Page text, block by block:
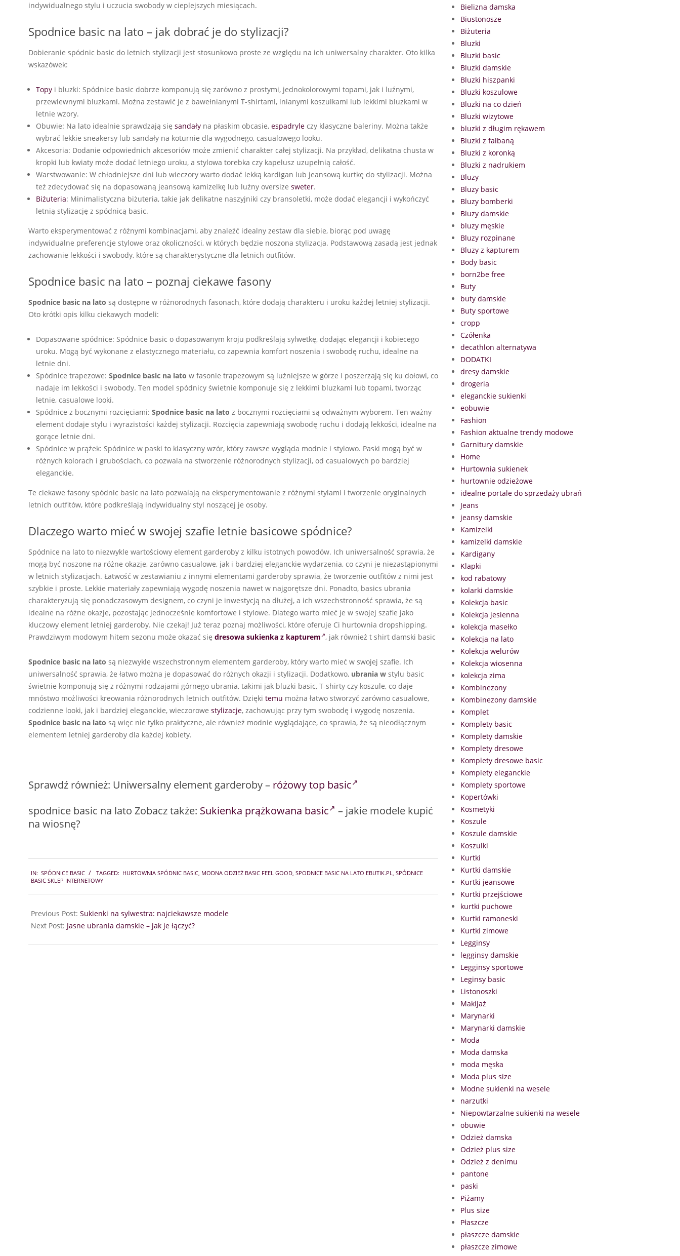
indywidualnego stylu i uczucia swobody w cieplejszych miesiącach.
Spodnice basic na lato – jak dobrać je do stylizacji?
Dobieranie spódnic basic do letnich stylizacji jest stosunkowo proste ze względu na ich uniwersalny charakter. Oto kilka
wskazówek:
Topy i bluzki: Spódnice basic dobrze komponują się zarówno z prostymi, jednokolorowymi topami, jak i luźnymi,
przewiewnymi bluzkami. Można zestawić je z bawełnianymi T-shirtami, lnianymi koszulkami lub lekkimi bluzkami w
letnie wzory.
Obuwie: Na lato idealnie sprawdzają się sandały na płaskim obcasie, espadryle czy klasyczne baleriny. Można także
wybrać lekkie sneakersy lub sandały na koturnie dla wygodnego, casualowego looku.
Akcesoria: Dodanie odpowiednich akcesoriów może zmienić charakter całej stylizacji. Na przykład, delikatna chusta w
kropki lub kwiaty może dodać letniego uroku, a stylowa torebka czy kapelusz uzupełnią całość.
Warstwowanie: W chłodniejsze dni lub wieczory warto dodać lekką kardigan lub jeansową kurtkę do stylizacji. Można
też zdecydować się na dopasowaną jeansową kamizelkę lub luźny oversize sweter.
Biżuteria: Minimalistyczna biżuteria, takie jak delikatne naszyjniki czy bransoletki, może dodać elegancji i wykończyć
letnią stylizację z spódnicą basic.
Warto eksperymentować z różnymi kombinacjami, aby znaleźć idealny zestaw dla siebie, biorąc pod uwagę
indywidualne preferencje stylowe oraz okoliczności, w których będzie noszona stylizacja. Podstawową zasadą jest jednak
zachowanie lekkości i swobody, które są charakterystyczne dla letnich outfitów.
Spodnice basic na lato – poznaj ciekawe fasony
Spodnice basic na lato są dostępne w różnorodnych fasonach, które dodają charakteru i uroku każdej letniej stylizacji.
Oto krótki opis kilku ciekawych modeli:
Dopasowane spódnice: Spódnice basic o dopasowanym kroju podkreślają sylwetkę, dodając elegancji i kobiecego
uroku. Mogą być wykonane z elastycznego materiału, co zapewnia komfort noszenia i swobodę ruchu, idealne na
letnie dni.
Spódnice trapezowe: Spodnice basic na lato w fasonie trapezowym są luźniejsze w górze i poszerzają się ku dołowi, co
nadaje im lekkości i swobody. Ten model spódnicy świetnie komponuje się z lekkimi bluzkami lub topami, tworząc
letnie, casualowe looki.
Spódnice z bocznymi rozcięciami: Spodnice basic na lato z bocznymi rozcięciami są odważnym wyborem. Ten ważny
element dodaje stylu i wyrazistości każdej stylizacji. Rozcięcia zapewniają swobodę ruchu i dodają lekkości, idealne na
gorące letnie dni.
Spódnice w prążek: Spódnice w paski to klasyczny wzór, który zawsze wygląda modnie i stylowo. Paski mogą być w
różnych kolorach i grubościach, co pozwala na stworzenie różnorodnych stylizacji, od casualowych po bardziej
eleganckie.
Te ciekawe fasony spódnic basic na lato pozwalają na eksperymentowanie z różnymi stylami i tworzenie oryginalnych
letnich outfitów, które podkreślają indywidualny styl noszącej je osoby.
Dlaczego warto mieć w swojej szafie letnie basicowe spódnice?
Spódnice na lato to niezwykle wartościowy element garderoby z kilku istotnych powodów. Ich uniwersalność sprawia, że
mogą być noszone na różne okazje, zarówno casualowe, jak i bardziej eleganckie wydarzenia, co czyni je niezastąpionymi
w letnich stylizacjach. Łatwość w zestawianiu z innymi elementami garderoby sprawia, że tworzenie outfitów z nimi jest
szybkie i proste. Lekkie materiały zapewniają wygodę noszenia nawet w najgorętsze dni. Ponadto, basics ubrania
charakteryzują się ponadczasowym designem, co czyni je inwestycją na dłużej, a ich wszechstronność sprawia, że są
idealne na różne okazje, pozostając jednocześnie komfortowe i stylowe. Dlatego warto mieć je w swojej szafie jako
kluczowy element letniej garderoby. Nie czekaj! Już teraz poznaj możliwości, które oferuje Ci hurtownia dropshipping.
Prawdziwym modowym hitem sezonu może okazać się dresowa sukienka z kapturem , jak również t shirt damski basic
Spodnice basic na lato są niezwykle wszechstronnym elementem garderoby, który warto mieć w swojej szafie. Ich
uniwersalność sprawia, że łatwo można je dopasować do różnych okazji i stylizacji. Dodatkowo, ubrania w stylu basic
świetnie komponują się z różnymi rodzajami górnego ubrania, takimi jak bluzki basic, T-shirty czy koszule, co daje
mnóstwo możliwości kreowania różnorodnych letnich outfitów. Dzięki temu można łatwo stworzyć zarówno casualowe,
codzienne looki, jak i bardziej eleganckie, wieczorowe stylizacje, zachowując przy tym swobodę i wygodę noszenia.
Spodnice basic na lato są więc nie tylko praktyczne, ale również modnie wyglądające, co sprawia, że są nieodłącznym
elementem letniej garderoby dla każdej kobiety.
Sprawdź również: Uniwersalny element garderoby – różowy top basic
spodnice basic na lato Zobacz także: Sukienka prążkowana basic
– jakie modele kupić
na wiosnę?
10-
IN: SPÓDNICE BASIC TAGGED: HURTOWNIA SPÓDNIC BASIC MODNA ODZIEŻ BASIC FEEL GOOD SPODNICE BASIC NA LATO EBUTIK.PL
SPÓDNICE
BASIC SKLEP INTERNETOWY
Previous Post: Sukienki na sylwestra: najciekawsze modele
Next Post: Jasne ubrania damskie – jak je łączyć?
Bielizna damska
Biustonosze
Biżuteria
Bluzki
Bluzki basic
Bluzki damskie
Bluzki hiszpanki
Bluzki koszulowe
Bluzki na co dzień
Bluzki wizytowe
bluzki z długim rękawem
Bluzki z falbaną
Bluzki z koronką
Bluzki z nadrukiem
Bluzy
Bluzy basic
Bluzy bomberki
Bluzy damskie
bluzy męskie
Bluzy rozpinane
Bluzy z kapturem
Body basic
born2be free
Buty
buty damskie
Buty sportowe
cropp
Czółenka
decathlon alternatywa
DODATKI
dresy damskie
drogeria
eleganckie sukienki
eobuwie
Fashion
Fashion aktualne trendy modowe
Garnitury damskie
Home
Hurtownia sukienek
hurtownie odzieżowe
idealne portale do sprzedaży ubrań
Jeans
jeansy damskie
Kamizelki
kamizelki damskie
Kardigany
Klapki
kod rabatowy
kolarki damskie
Kolekcja basic
Kolekcja jesienna
kolekcja masełko
Kolekcja na lato
Kolekcja welurów
Kolekcja wiosenna
kolekcja zima
Kombinezony
Kombinezony damskie
Komplet
Komplety basic
Komplety damskie
Komplety dresowe
Komplety dresowe basic
Komplety eleganckie
Komplety sportowe
Kopertówki
Kosmetyki
Koszule
Koszule damskie
Koszulki
Kurtki
Kurtki damskie
Kurtki jeansowe
Kurtki przejściowe
kurtki puchowe
Kurtki ramoneski
Kurtki zimowe
Legginsy
legginsy damskie
Legginsy sportowe
Leginsy basic
Listonoszki
Makijaż
Marynarki
Marynarki damskie
Moda
Moda damska
moda męska
Moda plus size
Modne sukienki na wesele
narzutki
Niepowtarzalne sukienki na wesele
obuwie
Odzież damska
Odzież plus size
Odzież z denimu
pantone
paski
Piżamy
Plus size
Płaszcze
płaszcze damskie
płaszcze zimowe